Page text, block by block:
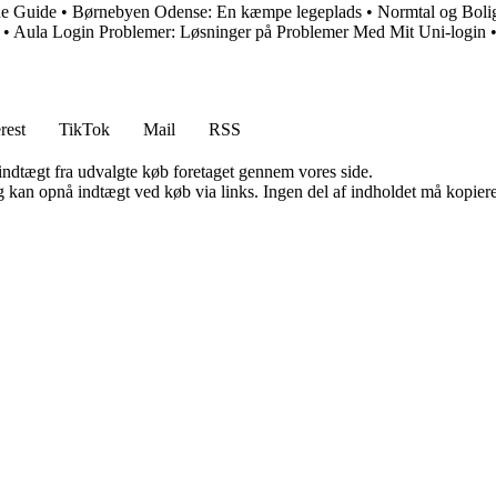
Guide • Børnebyen Odense: En kæmpe legeplads • Normtal og
• Aula Login Problemer: Løsninger på Problemer Med Mit Uni-login •
TikTok Mail
RSS
fra udvalgte køb foretaget gennem vores side.
opnå indtægt ved køb via links. Ingen del af indholdet må